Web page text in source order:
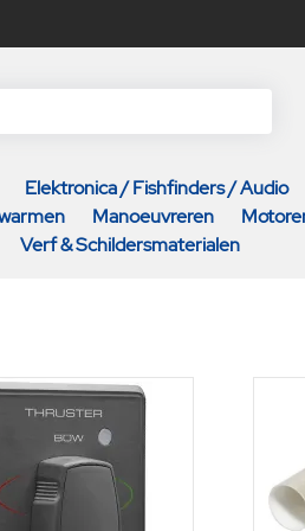
Elektronica / Fishfinders / Audio
Manoeuvreren
Verf & Schildersmaterialen